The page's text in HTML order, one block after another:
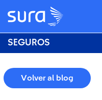
SEGUROS
Volver al blog